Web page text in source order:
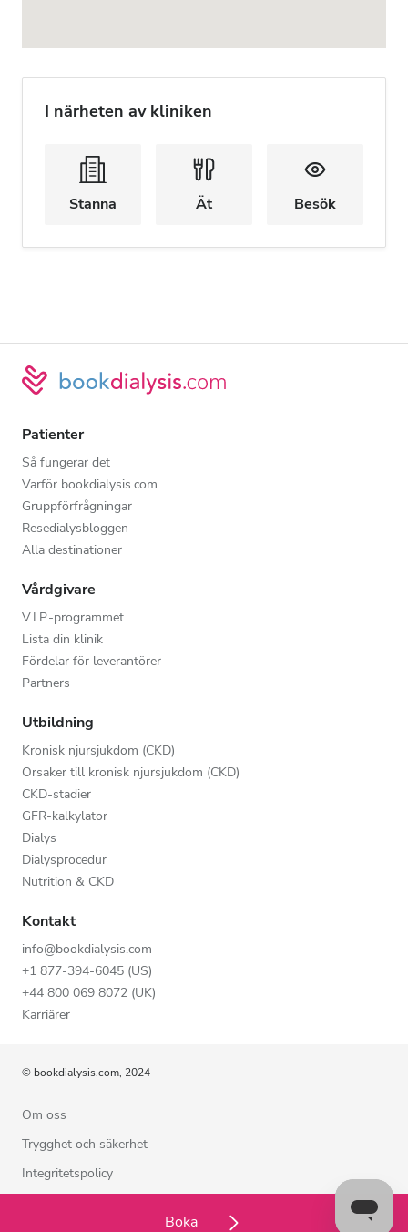
I närheten av kliniken
Stanna Ät Besök
Boka
Patienter
Så fungerar det
Varför bookdialysis.com
Gruppförfrågningar
Resedialysbloggen
Alla destinationer
Vårdgivare
V.I.P.-programmet
Lista din klinik
Fördelar för leverantörer
Partners
Utbildning
Kronisk njursjukdom (CKD)
Orsaker till kronisk njursjukdom (CKD)
CKD-stadier
GFR-kalkylator
Dialys
Dialysprocedur
Nutrition & CKD
Kontakt
info@bookdialysis.com
+1 877-394-6045 (US)
+44 800 069 8072 (UK)
Karriärer
© bookdialysis.com, 2024
Om oss
Trygghet och säkerhet
Integritetspolicy